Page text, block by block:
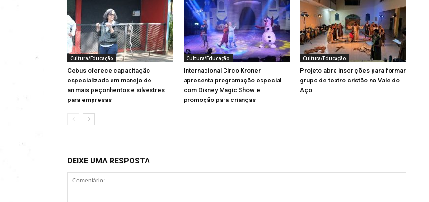
Cultura/Educação
Cebus oferece capacitação
especializada em manejo de
animais peçonhentos e silvestres
para empresas
Cultura/Educação
Internacional Circo Kroner
apresenta programação especial
com Disney Magic Show e
promoção para crianças
Cultura/Educação
Projeto abre inscrições para formar
grupo de teatro cristão no Vale do
Aço
DEIXE UMA RESPOSTA